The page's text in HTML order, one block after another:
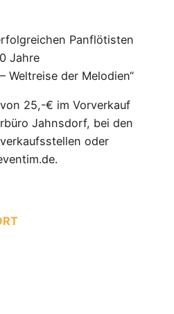
Panflötisten
Jahre
Weltreise der Melodien“
25,-€ im Vorverkauf
Jahnsdorf, bei den
oder